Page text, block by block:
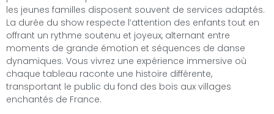
les jeunes familles disposent souvent de services adaptés.
La durée du show respecte l’attention des enfants tout en
offrant un rythme soutenu et joyeux, alternant entre
moments de grande émotion et séquences de danse
dynamiques. Vous vivrez une expérience immersive où
chaque tableau raconte une histoire différente,
transportant le public du fond des bois aux villages
enchantés de France.